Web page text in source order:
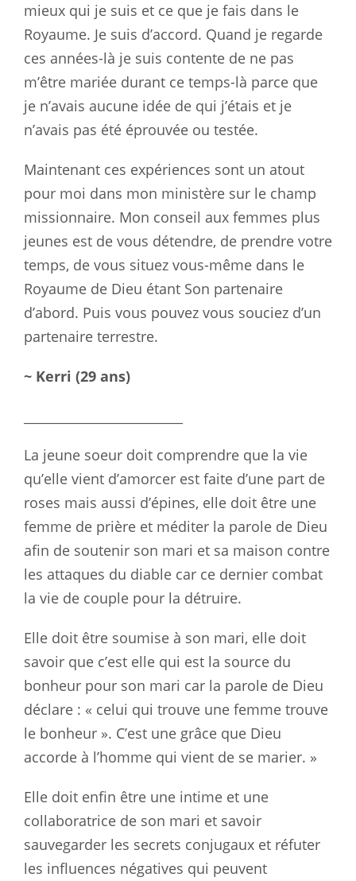
mieux qui je suis et ce que je fais dans le
Royaume. Je suis d’accord. Quand je regarde
ces années-là je suis contente de ne pas
m’être mariée durant ce temps-là parce que
je n’avais aucune idée de qui j’étais et je
n’avais pas été éprouvée ou testée.
Maintenant ces expériences sont un atout
pour moi dans mon ministère sur le champ
missionnaire. Mon conseil aux femmes plus
jeunes est de vous détendre, de prendre votre
temps, de vous situez vous-même dans le
Royaume de Dieu étant Son partenaire
d’abord. Puis vous pouvez vous souciez d’un
partenaire terrestre.
~ Kerri (29 ans)
La jeune soeur doit comprendre que la vie
qu’elle vient d’amorcer est faite d’une part de
roses mais aussi d’épines, elle doit être une
femme de prière et méditer la parole de Dieu
afin de soutenir son mari et sa maison contre
les attaques du diable car ce dernier combat
la vie de couple pour la détruire.
Elle doit être soumise à son mari, elle doit
savoir que c’est elle qui est la source du
bonheur pour son mari car la parole de Dieu
déclare : « celui qui trouve une femme trouve
le bonheur ». C’est une grâce que Dieu
accorde à l’homme qui vient de se marier. »
Elle doit enfin être une intime et une
collaboratrice de son mari et savoir
sauvegarder les secrets conjugaux et réfuter
les influences négatives qui peuvent